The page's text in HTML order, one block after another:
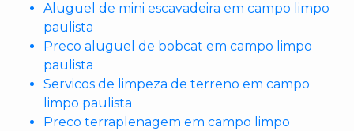
Aluguel de mini escavadeira em campo limpo
paulista
Preco aluguel de bobcat em campo limpo
paulista
Servicos de limpeza de terreno em campo
limpo paulista
Preco terraplenagem em campo limpo